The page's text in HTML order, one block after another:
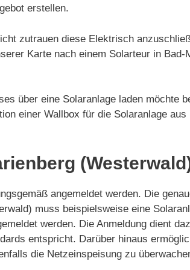
erstellen.
zutrauen diese Elektrisch
Karte nach einem Solarteur in Bad-
über eine Solaranlage laden möchte
einer Wallbox für die Solaranlage aus
angemeldet werden. Die
muss beispielsweise eine
werden. Die Anmeldung dient
entspricht. Darüber hinaus
die Netzeinspeisung zu